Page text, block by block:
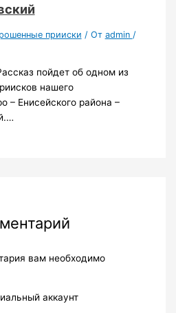
прииски / От admin /
пойдет об одном из
нашего
– Енисейского района –
вам необходимо
аккаунт